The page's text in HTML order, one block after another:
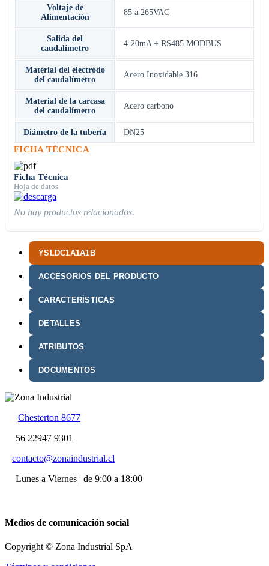
YSLDC1A1A1B
ACCESORIOS DEL PRODUCTO
CARACTERÍSTICAS
DETALLES
ATRIBUTOS
DOCUMENTOS
Voltaje de
Alimentación
85 a 265VAC
Salida del
caudalímetro
4-20mA + RS485 MODBUS
Material del electródo
del caudalímetro
Acero Inoxidable 316
Material de la carcasa
del caudalímetro
Acero carbono
Diámetro de la tubería DN25
FICHA TÉCNICA
Ficha Técnica
Hoja de datos
No hay productos relacionados.
Chesterton 8677
56 22947 9301
contacto@zonaindustrial.cl
Lunes a Viernes | de 9:00 a 18:00
Medios de comunicación social
Copyright © Zona Industrial SpA